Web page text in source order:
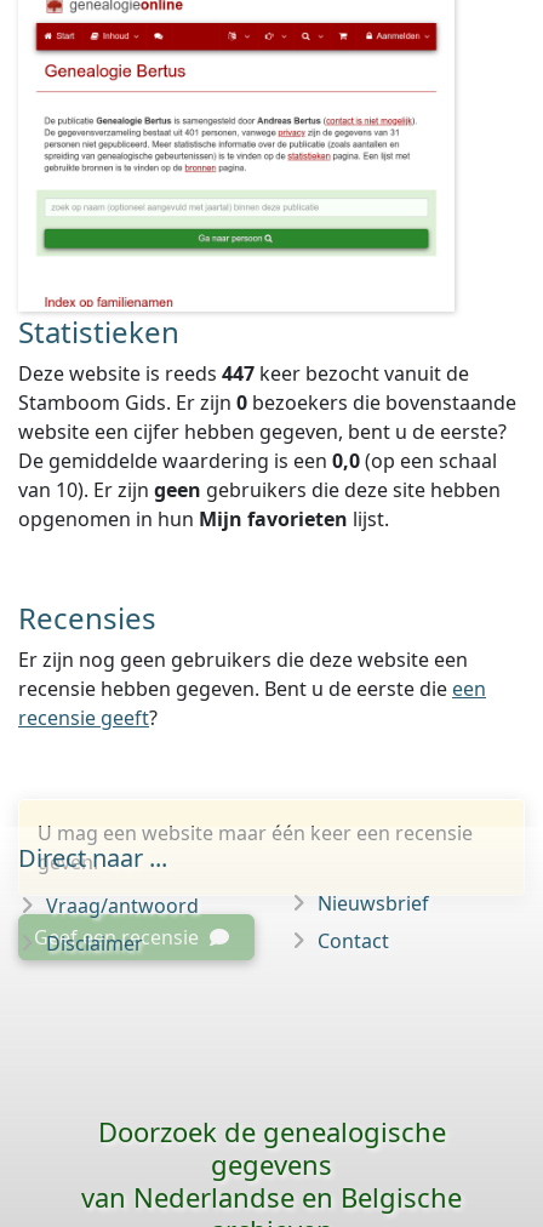
Statistieken
Deze website is reeds 447 keer bezocht vanuit de
Stamboom Gids. Er zijn 0 bezoekers die bovenstaande
website een cijfer hebben gegeven, bent u de eerste?
De gemiddelde waardering is een 0,0(op een schaal
van 10). Er zijn geen gebruikers die deze site hebben
opgenomen in hun Mijn favorieten lijst.
Recensies
Er zijn nog geen gebruikers die deze website een
recensie hebben gegeven. Bent u de eerste die een
recensie geeft?
U mag een website maar één keer een recensie
geven.
Geef een recensie
Direct naar ...
Vraag/antwoord
Disclaimer
Nieuwsbrief
Contact
Doorzoek de genealogische
gegevens
van Nederlandse en Belgische